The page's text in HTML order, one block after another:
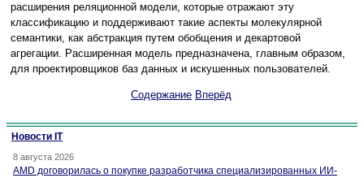
расширения реляционной модели, которые отражают эту
классификацию и поддерживают такие аспекты молекулярной
семантики, как абстракция путем обобщения и декартовой
агрегации. Расширенная модель предназначена, главным образом,
для проектировщиков баз данных и искушенных пользователей.
Содержание Вперёд
Новости IT
8 августа 2026
AMD договорилась о покупке разработчика специализированных ИИ-